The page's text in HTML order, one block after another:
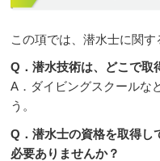
この項では、潜水士に関す
Q．潜水技術は、どこで取
A．ダイビングスクールな
う。
Q．潜水士の資格を取得し
必要ありませんか？